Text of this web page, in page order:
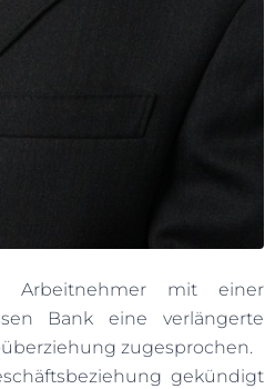
Arbeitnehmer mit einer
Bank eine verlängerte
zugesprochen.
gekündigt